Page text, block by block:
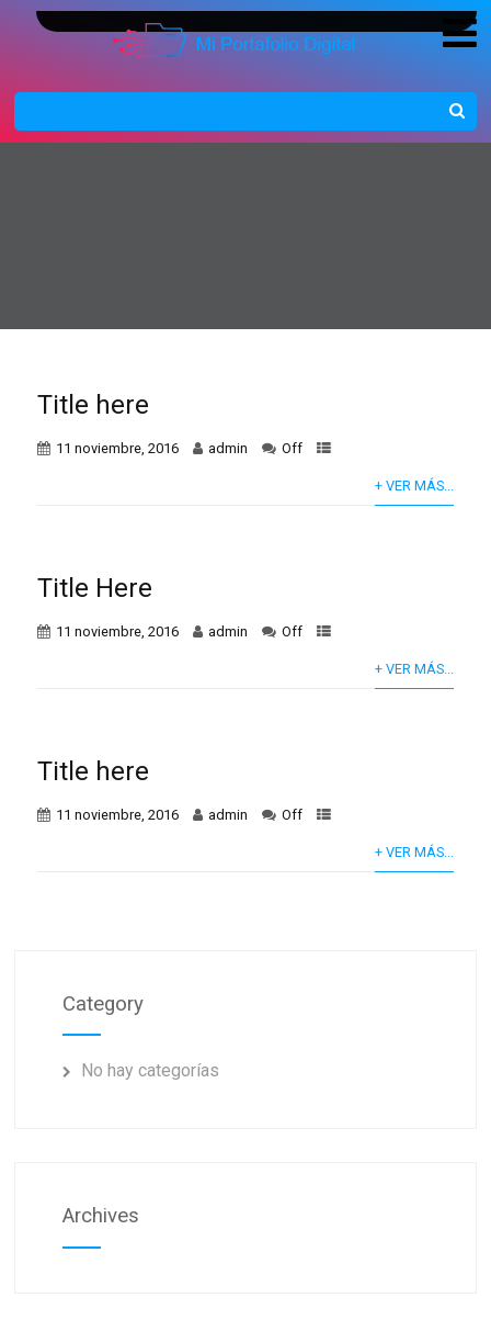
Title here
11 noviembre, 2016 admin Off
+ VER MÁS...
Title Here
11 noviembre, 2016 admin Off
+ VER MÁS...
Title here
11 noviembre, 2016 admin Off
+ VER MÁS...
Category
No hay categorías
Archives